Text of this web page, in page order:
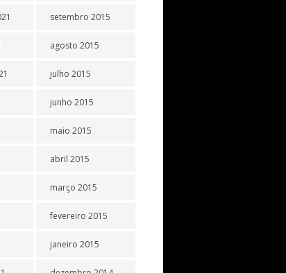
setembro 2015
agosto 2015
julho 2015
junho 2015
maio 2015
abril 2015
março 2015
fevereiro 2015
janeiro 2015